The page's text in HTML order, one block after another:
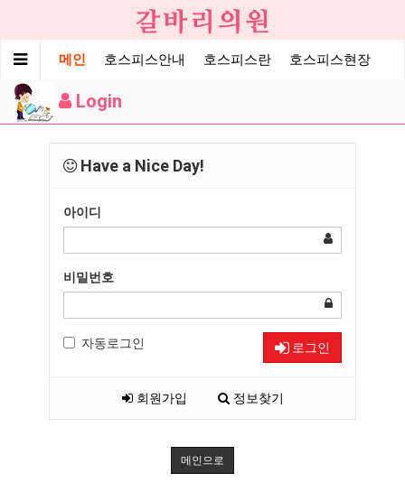
메인 호스피스안내 호스피스란 호스피스현장
Login
Have a Nice Day!
아이디
비밀번호
자동로그인 로그인
회원가입 정보찾기
메인으로